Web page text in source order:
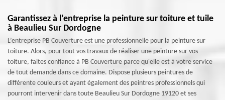
Garantissez à l’entreprise la peinture sur toiture et tuile
à Beaulieu Sur Dordogne
L’entreprise PB Couverture est une professionnelle pour la peinture sur
toiture. Alors, pour tout vos travaux de réaliser une peinture sur vos
toiture, faites confiance à PB Couverture parce qu'elle est à votre service
de tout demande dans ce domaine. Dispose plusieurs peintures de
différente couleurs et ayant également des peintres professionnels qui
pourront intervenir dans toute Beaulieu Sur Dordogne 19120 et ses